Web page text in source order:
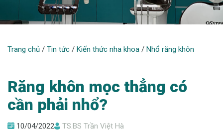
Trang chủ / Tin tức / Kiến thức nha khoa / Nhổ răng khôn
Răng khôn mọc thẳng có
cần phải nhổ?
10/04/2022 TS.BS Trần Việt Hà